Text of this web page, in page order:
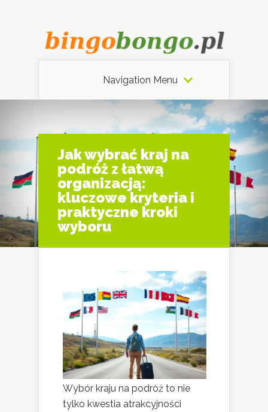
Navigation Menu
Jak wybrać kraj na
podróż z łatwą
organizacją:
kluczowe kryteria i
praktyczne kroki
wyboru
Wybór kraju na podróż to nie
tylko kwestia atrakcyjności